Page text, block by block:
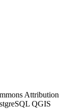
Attribution
QGIS